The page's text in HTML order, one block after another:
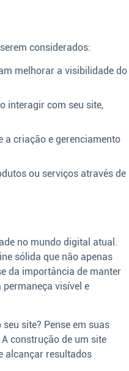
considerados:
melhorar a visibilidade do
interagir com seu site,
a criação e gerenciamento
ou serviços através de
no mundo digital atual.
sólida que não apenas
da importância de manter
visível e
site? Pense em suas
construção de um site
alcançar resultados